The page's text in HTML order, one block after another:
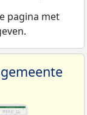
pagina met